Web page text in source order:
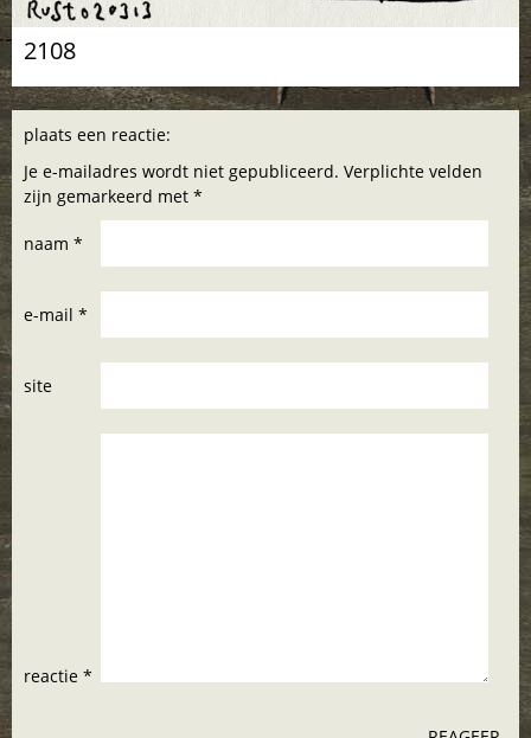
2108
plaats een reactie:
Je e-mailadres wordt niet gepubliceerd. Verplichte velden
zijn gemarkeerd met *
naam *
e-mail *
site
reactie *